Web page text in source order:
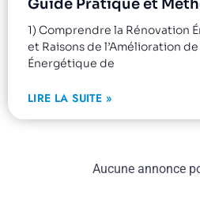
Guide Pratique et
1) Comprendre la Rénovation
et Raisons de l’Amélioration de
Énergétique de
LIRE LA SUITE »
Aucune annonce